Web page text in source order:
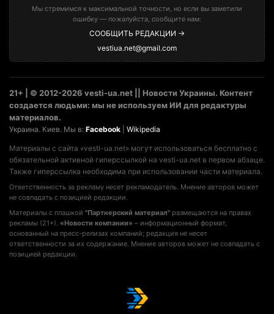
Мы стремимся к максимальной точности, но если вы заметили
ошибку — пожалуйста, сообщите нам:
СООБЩИТЬ РЕДАКЦИИ →
vestiua.net@gmail.com
21+ | © 2012-2026 vesti-ua.net || Новости Украины. Контент
создается людьми: мы не используем ИИ для редактуры
материалов.
Украина. Киев. Мы в: Facebook Wikipedia
Материалы с сайта «vesti-ua.net» могут использоваться бесплатно с
обязательной активной гиперссылкой на vesti-ua.net в первом абзаце.
Также гиперссылка необходима при использовании части материала.
Ответственность за рекламу несет рекламодатель. Мнение авторов может
не совпадать с позицией редакции.
Материалы с плашкой "Партнерский материал" размещаются на правах
рекламы (21+). «Новости компании» – информационный формат,
основанный на пресс-релизах компаний; редакция не несет
ответственности за их содержание. Мнение авторов может не совпадать с
позицией редакции.